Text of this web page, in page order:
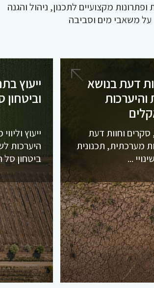
מקצועיים לתכנון, ניהול והגנה
על משאבי מים וסביבה
דעת בנושא
סקרים וחוות דעת
מערכתית, תכנונית
...
ייעוץ
וביטחון
ייעוץ
היערכות
ביטחון סל